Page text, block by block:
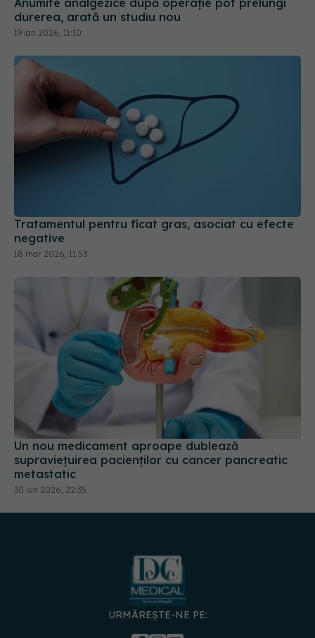
19 ian 2026, 11:10
negative
18 mar 2026, 11:53
Un nou medicament aproape dublează
supraviețuirea pacienților cu cancer pancreatic
metastatic
30 iun 2026, 22:35
URMĂREȘTE-NE PE:
DESCARCĂ APLICAȚIA